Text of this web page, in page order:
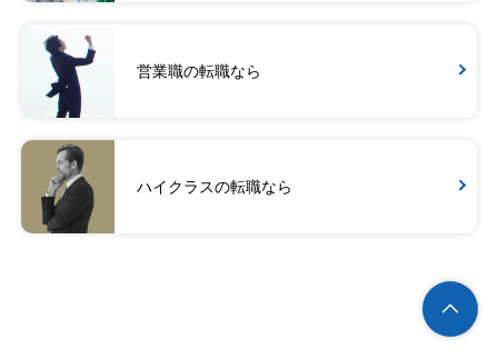
営業職の転職なら
ハイクラスの転職なら